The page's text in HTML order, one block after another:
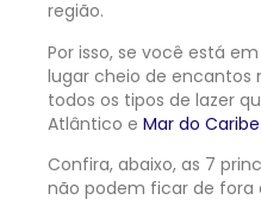
região.
Por isso, se você está
lugar cheio de encantos
todos os tipos de lazer
Atlântico e Mar do Caribe
Confira, abaixo, as 7
não podem ficar de fora